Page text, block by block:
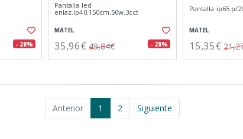
- 28%
Pantalla led
enlaz.ip40.150cm.50w.3cct
MATEL
35,96€ 49,84€ - 28%
Pantalla ip65 p/
MATEL
15,35€
Anterior 1 2 Siguiente